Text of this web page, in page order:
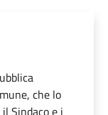
che lo
Sindaco e i